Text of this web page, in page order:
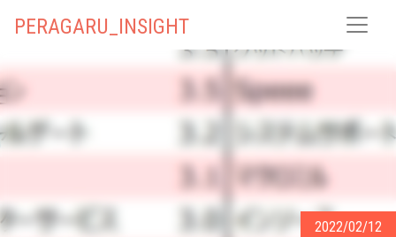
PERAGARU_INSIGHT
2022/02/12